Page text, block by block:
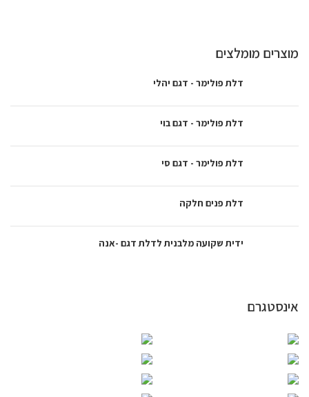
מוצרים מומלצים
דלת פולימר - דגם יהלי
דלת פולימר - דגם בוי
דלת פולימר - דגם סי
דלת פנים חלקה
ידית שקועה מלבנית לדלת דגם -אנה
אינסטגרם